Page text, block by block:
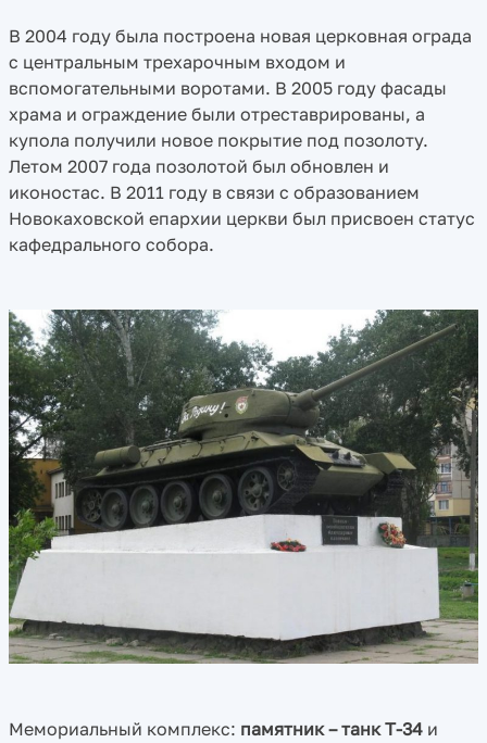
В 2004 году была построена новая церковная ограда
с центральным трехарочным входом и
вспомогательными воротами. В 2005 году фасады
храма и ограждение были отреставрированы, а
купола получили новое покрытие под позолоту.
Летом 2007 года позолотой был обновлен и
иконостас. В 2011 году в связи с образованием
Новокаховской епархии церкви был присвоен статус
кафедрального собора.
Мемориальный комплекс: памятник – танк Т-34 и